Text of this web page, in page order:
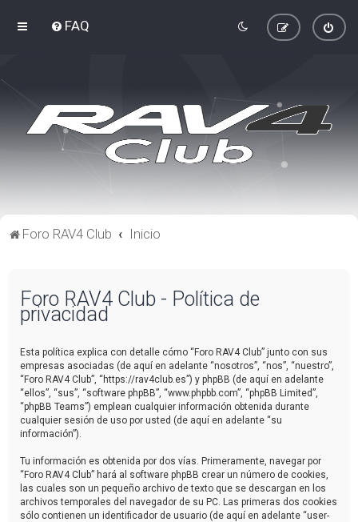
FAQ
Foro RAV4 Club Inicio
Foro RAV4 Club - Política de
privacidad
Esta política explica con detalle cómo “Foro RAV4 Club” junto con sus
empresas asociadas (de aquí en adelante “nosotros”, “nos”, “nuestro”,
“Foro RAV4 Club”, “https://rav4club.es”) y phpBB (de aquí en adelante
“ellos”, “sus”, “software phpBB”, “www.phpbb.com”, “phpBB Limited”,
“phpBB Teams”) emplean cualquier información obtenida durante
cualquier sesión de uso por usted (de aquí en adelante “su
información”).
Tu información es obtenida por dos vías. Primeramente, navegar por
“Foro RAV4 Club” hará al software phpBB crear un número de cookies,
las cuales son un pequeño archivo de texto que se descargan en los
archivos temporales del navegador de su PC. Las primeras dos cookies
sólo contienen un identificador de usuario (de aquí en adelante “user-